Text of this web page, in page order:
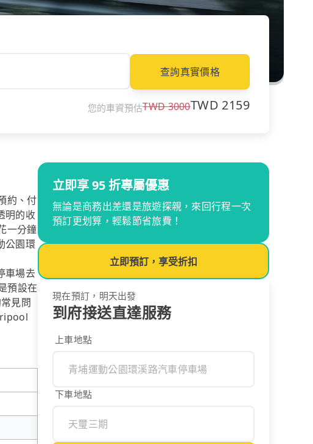
查詢真實價格
您的車資預估TWD3000TWD 2159
約、付
明的收
一分鐘
公園環
車場去
預設在
見問
立即享 95 折專屬優惠
無論是商務出差還是旅遊探親，來回行程一次
預訂更划算，輕鬆節省旅費！
立即預訂，享受折扣
現在預訂，明天出發
到府接送直達服務
上車地點
下車地點